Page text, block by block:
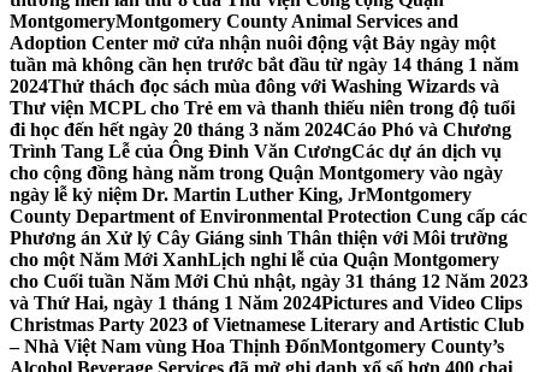
MontgomeryMontgomery County Animal Services and
Adoption Center mở cửa nhận nuôi động vật Bảy ngày một
tuần mà không cần hẹn trước bắt đầu từ ngày 14 tháng 1 năm
2024Thử thách đọc sách mùa đông với Washing Wizards và
Thư viện MCPL cho Trẻ em và thanh thiếu niên trong độ tuổi
đi học đến hết ngày 20 tháng 3 năm 2024Cáo Phó và Chương
Trình Tang Lễ của Ông Đinh Văn CươngCác dự án dịch vụ
cho cộng đồng hàng năm trong Quận Montgomery vào ngày
ngày lễ kỷ niệm Dr. Martin Luther King, JrMontgomery
County Department of Environmental Protection Cung cấp các
Phương án Xử lý Cây Giáng sinh Thân thiện với Môi trường
cho một Năm Mới XanhLịch nghỉ lễ của Quận Montgomery
cho Cuối tuần Năm Mới Chủ nhật, ngày 31 tháng 12 Năm 2023
và Thứ Hai, ngày 1 tháng 1 Năm 2024Pictures and Video Clips
Christmas Party 2023 of Vietnamese Literary and Artistic Club
– Nhà Việt Nam vùng Hoa Thịnh ĐốnMontgomery County’s
Alcohol Beverage Services đã mở ghi danh xổ số hơn 400 chai